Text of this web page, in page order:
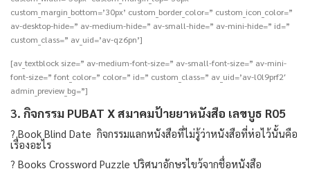
custom_margin_bottom=’30px’ custom_border_color=” custom_icon_color=”
av-desktop-hide=” av-medium-hide=” av-small-hide=” av-mini-hide=” id=”
custom_class=” av_uid=’av-qz6pn’]
[av_textblock size=” av-medium-font-size=” av-small-font-size=” av-mini-
font-size=” font_color=” color=” id=” custom_class=” av_uid=’av-l0l9prf2′
admin_preview_bg=”]
3. กิจกรรม PUBAT X สมาคมป้ายยาหนังสือ เลขบูธ R05
? Book Blind Date กิจกรรมแลกหนังสือที่ไม่รู้ว่าหนังสือที่ห่อไว้นั้นคือ
เรื่องอะไร
? Books Crossword Puzzle ปริศนาอักษรไขว้จากชื่อหนังสือ